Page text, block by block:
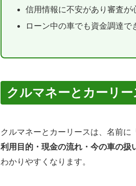
信用情報に不安があり審査が
ローン中の車でも資金調達で
クルマネーとカーリ
クルマネーとカーリースは、名前
利用目的・現金の流れ・今の車の扱
わかりやすくなります。